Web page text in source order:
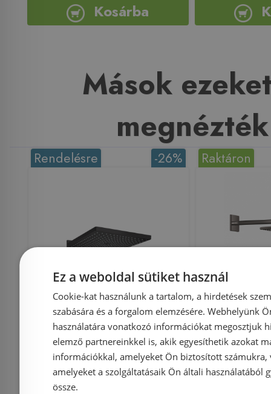
Kosárba
Mások
megnézték
-26%
Rendelésre
Előleg köteles
Hansgrohe Raindance E
Fejzuhany 300 1jet
zuhanykarral, matt fekete
26238670
Raktáron
Még 1 db
Grohe
fejzuhany
hard
Ez a weboldal sütiket használ
Cookie-kat használunk a tartalom, a hirdetések
szabására és a forgalom elemzésére. Webhelyünk
használatára vonatkozó információkat megosztjuk
elemző partnereinkkel is, akik egyesíthetik azokat
információkkal, amelyeket Ön biztosított számukra,
amelyeket a szolgáltatásaik Ön általi használatából
össze.